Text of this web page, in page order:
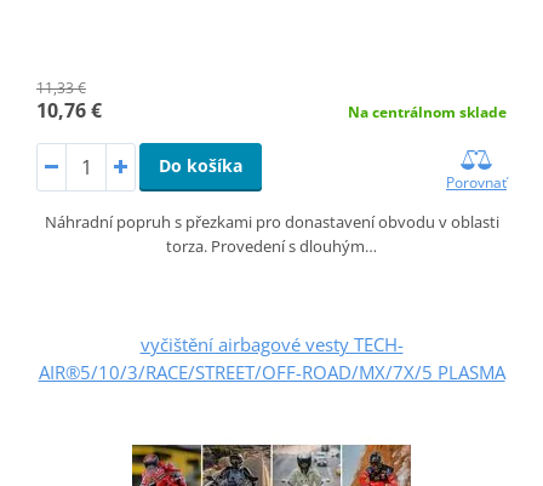
11,33 €
10,76 € Na centrálnom sklade
Do košíka
Porovnať
Náhradní popruh s přezkami pro donastavení obvodu v oblasti
torza. Provedení s dlouhým…
vyčištění airbagové vesty TECH-
AIR®5/10/3/RACE/STREET/OFF-ROAD/MX/7X/5 PLASMA